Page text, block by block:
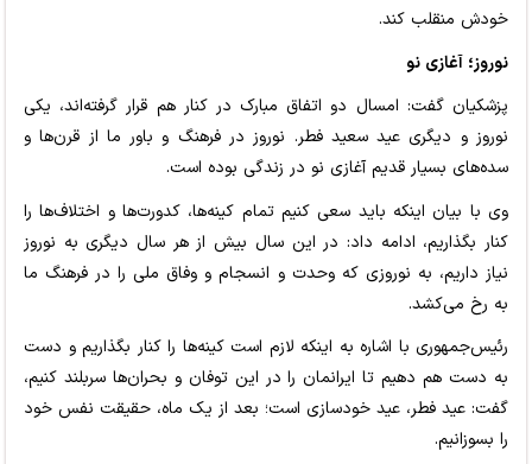
خودش منقلب کند.
نوروز؛ آغازی نو
پزشکیان گفت: امسال دو اتفاق مبارک در کنار هم قرار گرفته‌اند، یکی
نوروز و دیگری عید سعید فطر. نوروز در فرهنگ و باور ما از قرن‌ها و
سده‌های بسیار قدیم آغازی نو در زندگی بوده است.
وی با بیان اینکه باید سعی کنیم تمام کینه‌ها، کدورت‌ها و اختلاف‌ها را
کنار بگذاریم، ادامه داد: در این سال بیش از هر سال دیگری به نوروز
نیاز داریم، به نوروزی که وحدت و انسجام و وفاق ملی را در فرهنگ ما
به رخ می‌کشد.
رئیس‌جمهوری با اشاره به اینکه لازم است کینه‌ها را کنار بگذاریم و دست
به دست هم دهیم تا ایرانمان را در این توفان و بحران‌ها سربلند کنیم،
گفت: عید فطر، عید خودسازی است؛ بعد از یک ماه، حقیقت نفس خود
را بسوزانیم.